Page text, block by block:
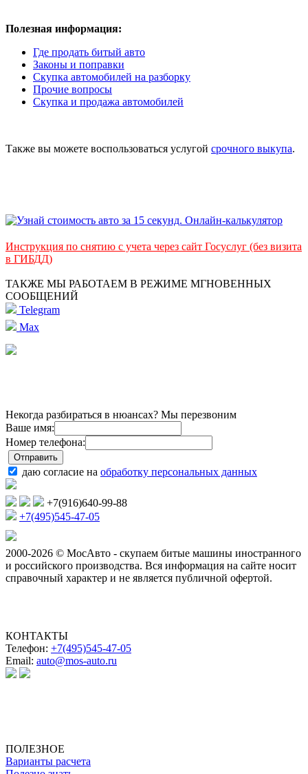
Полезная информация:
Где продать битый авто
Законы и поправки
Скупка автомобилей на разборку
Прочие вопросы
Скупка и продажа автомобилей
Также вы можете воспользоваться услугой срочного выкупа.
Инструкция по снятию с учета через сайт Госуслуг (без визита
в ГИБДД)
ТАКЖЕ МЫ РАБОТАЕМ В РЕЖИМЕ МГНОВЕННЫХ
СООБЩЕНИЙ
Telegram
Max
Некогда разбираться в нюансах? Мы перезвоним
Ваше имя:
Номер телефона:
даю согласие на обработку персональных данных
+7(916)640-99-88
+7(495)545-47-05
2000-2026 © МосАвто - скупаем битые машины иностранного
и российского производства. Вся информация на сайте носит
справочный характер и не является публичной офертой.
КОНТАКТЫ
Телефон: +7(495)545-47-05
Email: auto@mos-auto.ru
ПОЛЕЗНОЕ
Варианты расчета